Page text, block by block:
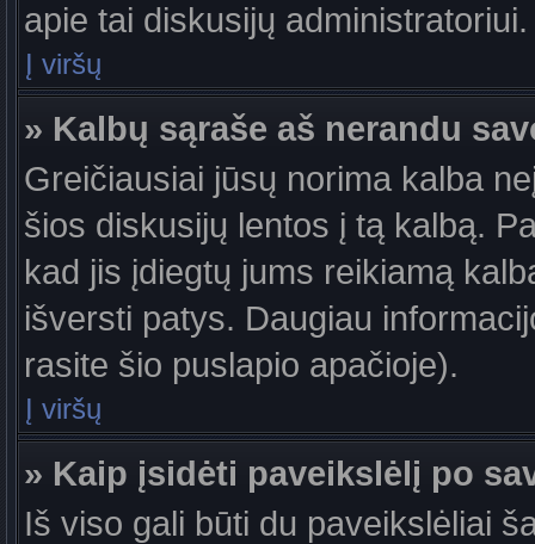
apie tai diskusijų administratoriui.
Į viršų
» Kalbų sąraše aš nerandu
Greičiausiai jūsų norima kalba
šios diskusijų lentos į tą kalbą.
kad jis įdiegtų jums reikiamą
išversti patys. Daugiau
rasite šio puslapio apačioje).
Į viršų
» Kaip įsidėti paveikslėlį po
Iš viso gali būti du paveikslėliai